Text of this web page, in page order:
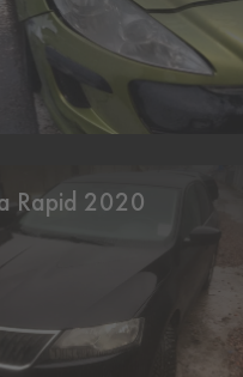
Rapid 2020